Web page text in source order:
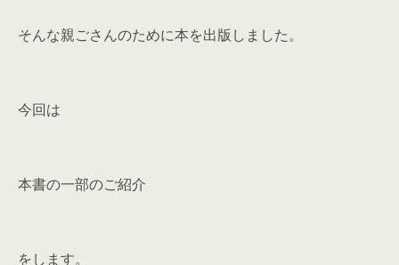
そんな親ごさんのために本を出版しました。
今回は
本書の一部のご紹介
をします。